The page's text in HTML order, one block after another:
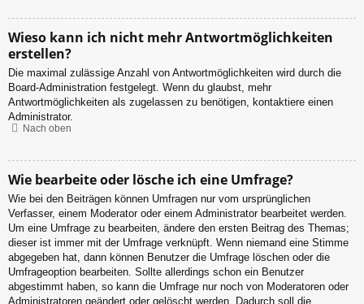
Wieso kann ich nicht mehr Antwortmöglichkeiten
erstellen?
Die maximal zulässige Anzahl von Antwortmöglichkeiten wird durch die
Board-Administration festgelegt. Wenn du glaubst, mehr
Antwortmöglichkeiten als zugelassen zu benötigen, kontaktiere einen
Administrator.
Nach oben
Wie bearbeite oder lösche ich eine Umfrage?
Wie bei den Beiträgen können Umfragen nur vom ursprünglichen
Verfasser, einem Moderator oder einem Administrator bearbeitet werden.
Um eine Umfrage zu bearbeiten, ändere den ersten Beitrag des Themas;
dieser ist immer mit der Umfrage verknüpft. Wenn niemand eine Stimme
abgegeben hat, dann können Benutzer die Umfrage löschen oder die
Umfrageoption bearbeiten. Sollte allerdings schon ein Benutzer
abgestimmt haben, so kann die Umfrage nur noch von Moderatoren oder
Administratoren geändert oder gelöscht werden. Dadurch soll die